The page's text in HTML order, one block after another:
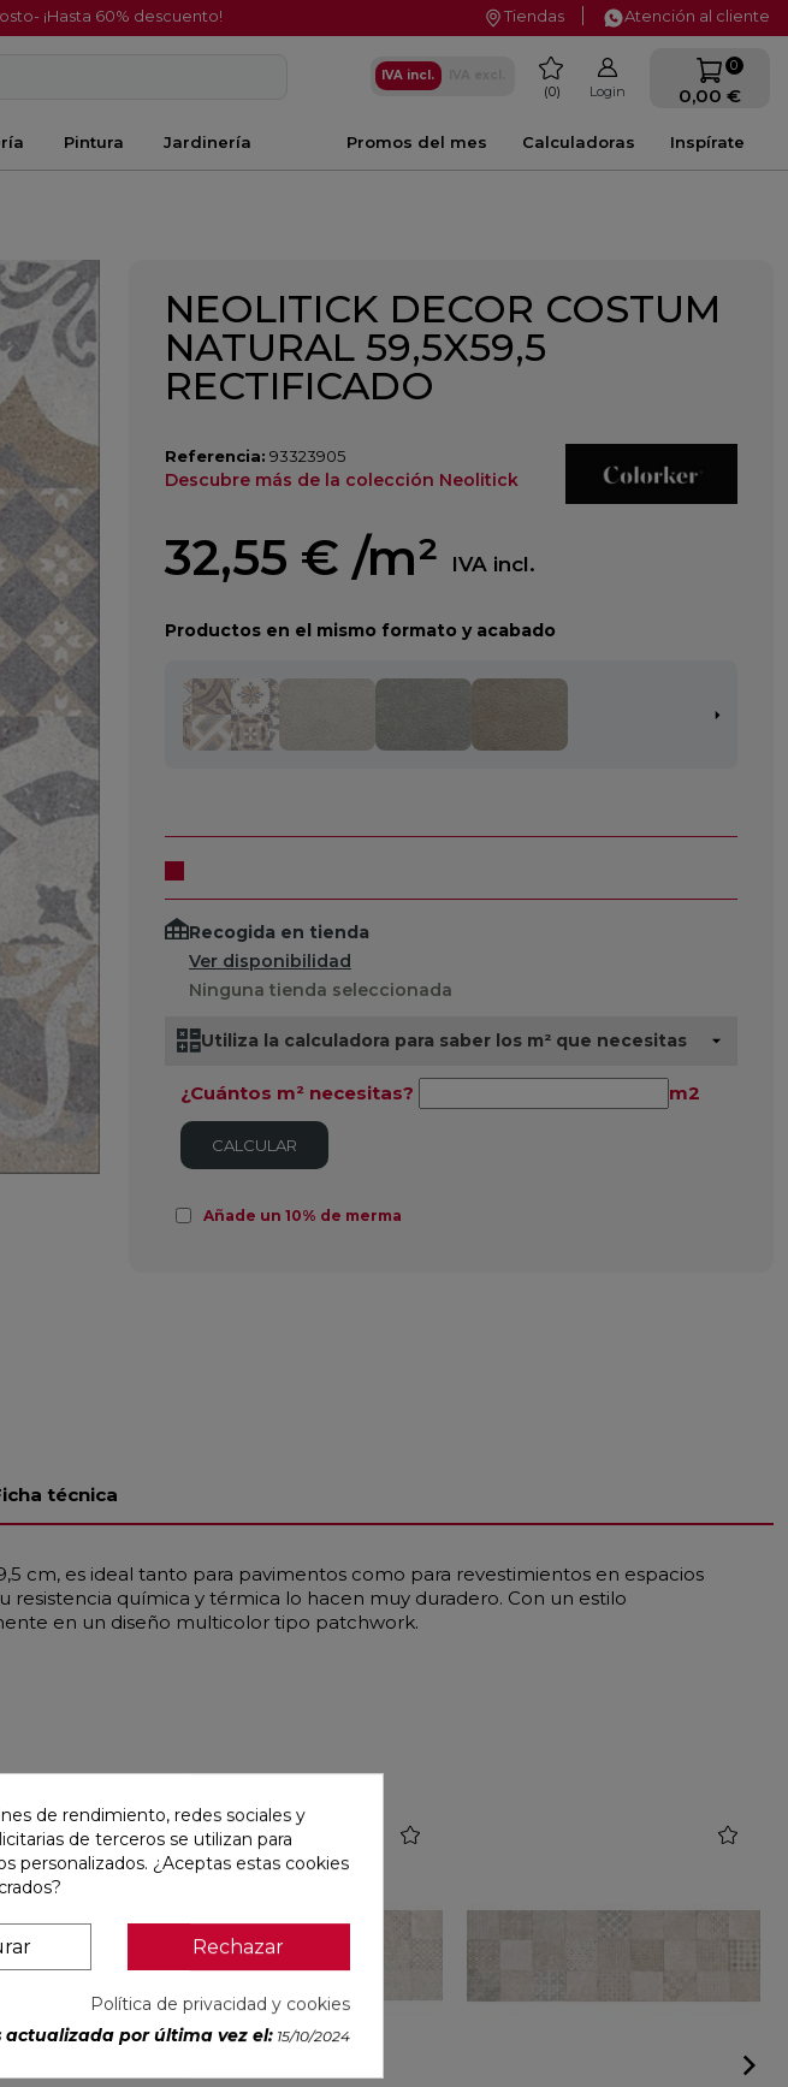
¡Hasta 60% descuento! Tiendas Atención al cliente
IVA incl. favorite
0 Login
0
0,00 €
Pintura Jardinería Inspírate
Calculadoras
Promos del mes
NEOLITICK DECOR COSTUM
NATURAL 59,5X59,5
RECTIFICADO
Referencia: 93323905
Descubre más de la colección Neolitick
32,55 € /m² IVA incl.
Productos en el mismo formato y acabado
Recogida en tienda
Ver disponibilidad
Ninguna tienda seleccionada
Utiliza la calculadora para saber los m² que necesitas
¿Cuántos m² necesitas? m2
CALCULAR
Añade un 10% de merma
técnica
cm, es ideal tanto para pavimentos como para revestimientos en espacios
resistencia química y térmica lo hacen muy duradero. Con un estilo
en un diseño multicolor tipo patchwork.
favorite favorite
de rendimiento, redes sociales y
de terceros se utilizan para
personalizados. ¿Aceptas estas cookies
Rechazar
Política de privacidad y cookies
actualizada por última vez el: 15/10/2024